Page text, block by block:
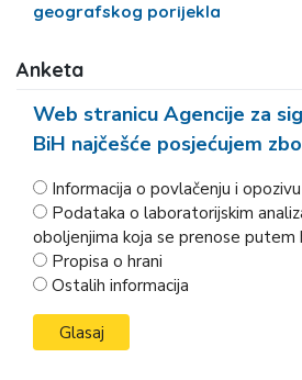
geografskog porijekla
Anketa
Web stranicu Agencije za
BiH najčešće posjećujem
Informacija o povlačenju i
Podataka o laboratorijskim
oboljenjima koja se prenose putem
Propisa o hrani
Ostalih informacija